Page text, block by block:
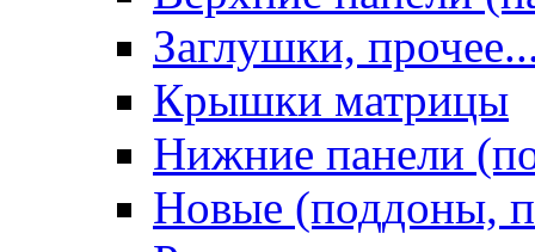
Заглушки,
Крышки матрицы
Нижние панели
Новые (поддоны,